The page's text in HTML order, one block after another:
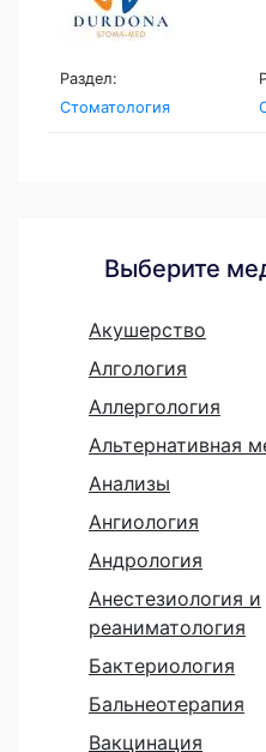
Раздел:
Стоматология
Выберите
Акушерство
Алгология
Аллергология
Альтернативная
Анализы
Ангиология
Андрология
Анестезиология и
реаниматология
Бактериология
Бальнеотерапия
Вакцинация